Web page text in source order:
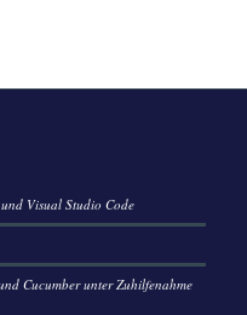
Visual Studio Code
Cucumber unter Zuhilfenahme